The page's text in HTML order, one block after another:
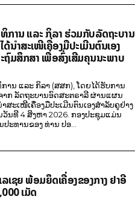
ການ ແລະ ກິລາ ຮ່ວມກັບລັດຖະບານ
ນຳສະເໜີເຄື່ອງມືປະເມີນຕົນເອງ
ມສຶກສາ ເພື່ອສົ່ງເສີມຄຸນນະພາບ
ານ ແລະ ກິລາ (ສສກ), ໂດຍໄດ້ຮັບການ
ກ ລັດຖະບານອົດສະຕຣາລີ ຜ່ານແຜນ
ຳສະເໜີເຄື່ອງມືປະເມີນຕົນເອງສຳລັບຄູຢ່າງ
ວັນທີ 4 ສິງຫາ 2026. ກອງປະຊຸມແມ່ນ
ປະທານຂອງ ທ່ານ ປອ...
ເຊຍ ພ້ອມຍຶດເຄື່ອງຂອງກາງ ຢາອີ
ເມັດ